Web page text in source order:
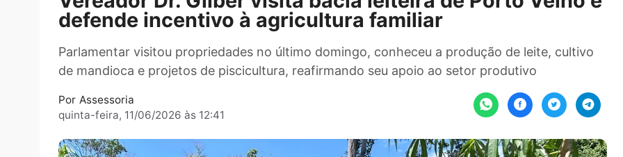
Vereador Dr. Gilber visita bacia leiteira de Porto
defende incentivo à agricultura familiar
Parlamentar visitou propriedades no último domingo, conheceu a produção de leite,
de mandioca e projetos de piscicultura, reafirmando seu apoio ao setor produtivo
Assessoria
quinta-feira, 11/06/2026 às 12:41